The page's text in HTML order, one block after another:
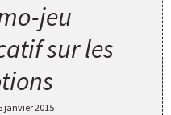
jeu
sur les
janvier 2015